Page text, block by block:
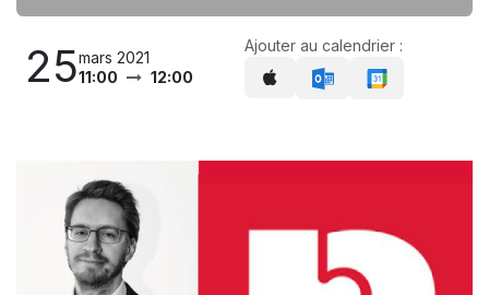
25mars 2021
11:00
12:00
Ajouter au calendrier :